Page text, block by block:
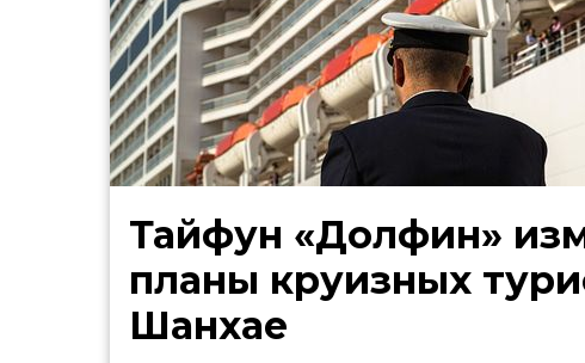
Тайфун «Долфин»
планы круизных
Шанхае